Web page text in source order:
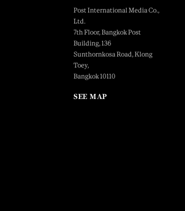
Post International Media Co.,
Ltd.
7th Floor, Bangkok Post
Building, 136
Sunthornkosa Road, Klong
Toey,
Bangkok 10110
SEE MAP